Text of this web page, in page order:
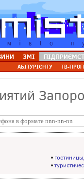
ЗМІ
АБІТУРІЄНТУ ТВ-
•
•